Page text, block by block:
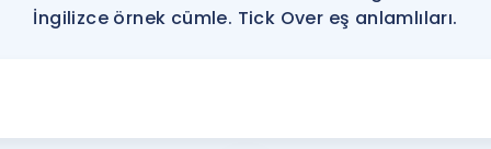
Tüm ÖSYM
İngilizce örnek cümle. Tick Over eş anlamlıları.